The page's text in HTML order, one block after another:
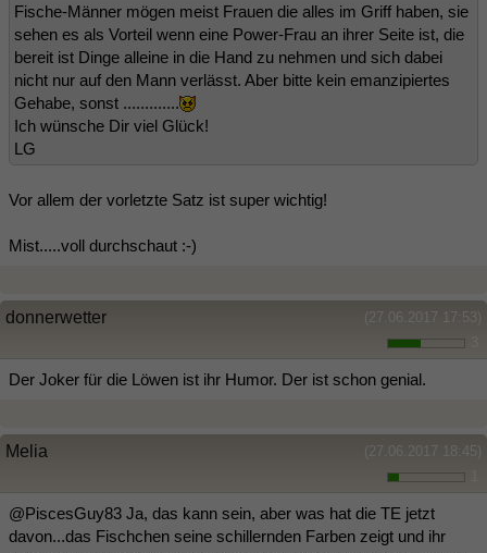
Fische-Männer mögen meist Frauen die alles im Griff haben, sie
sehen es als Vorteil wenn eine Power-Frau an ihrer Seite ist, die
bereit ist Dinge alleine in die Hand zu nehmen und sich dabei
nicht nur auf den Mann verlässt. Aber bitte kein emanzipiertes
Gehabe, sonst .............
Ich wünsche Dir viel Glück!
LG
Vor allem der vorletzte Satz ist super wichtig!
Mist.....voll durchschaut :-)
(27.06.2017 17:53)
donnerwetter
Der Joker für die Löwen ist ihr Humor. Der ist schon genial.
(27.06.2017 18:45)
Melia
@PiscesGuy83 Ja, das kann sein, aber was hat die TE jetzt
davon...das Fischchen seine schillernden Farben zeigt und ihr